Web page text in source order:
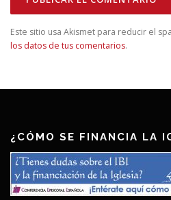
Este sitio usa Akismet para reducir el
los datos de tus comentarios.
¿CÓMO SE FINANCIA LA